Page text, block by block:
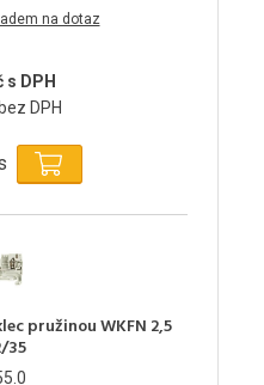
na dotaz
s DPH
DPH
pružinou WKFN 2,5
35